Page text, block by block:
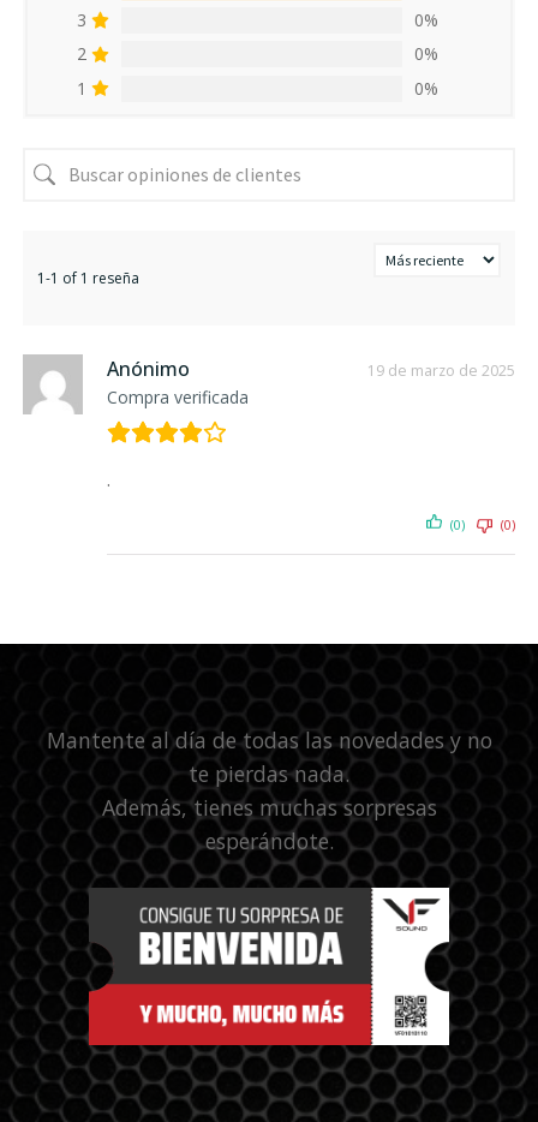
3
0%
2
0%
1
0%
1-1 of 1 reseña
Anónimo
Compra verificada
19 de marzo de 2025
.
(0) (0)
Mantente al día de todas las novedades y no
te pierdas nada.
Además, tienes muchas sorpresas
esperándote.